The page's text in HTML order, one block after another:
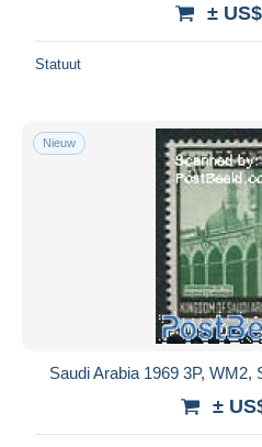
±
Statuut
Nieuw
Saudi Arabia 1969 3P,
±